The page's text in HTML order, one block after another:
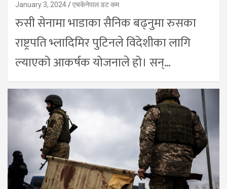
January 3, 2024 एचकेनेपाल डट कम
रुसी सेनामा भाडाका सैनिक बढ्नुमा रुसका
राष्ट्रपति भ्लादिमिर पुटिनले विदेशीका लागि
ल्याएको आकर्षक योजनाले हो। सन्…